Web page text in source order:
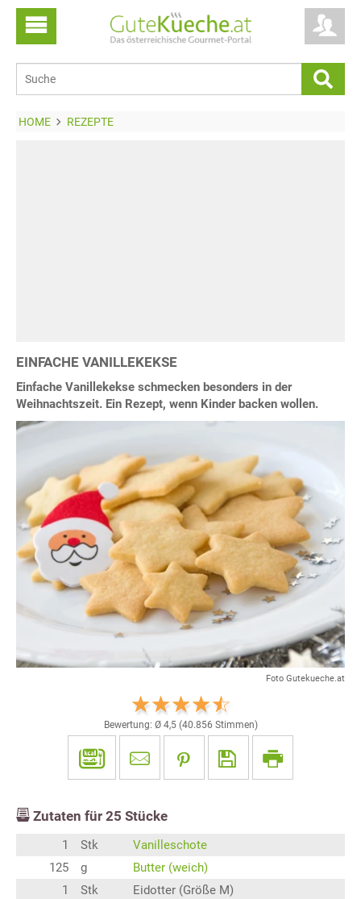
HOME REZEPTE
EINFACHE VANILLEKEKSE
Einfache Vanillekekse schmecken besonders in der
Weihnachtszeit. Ein Rezept, wenn Kinder backen wollen.
Foto Gutekueche.at
Bewertung: Ø 4,5(40.856 Stimmen)
Zutaten für 25 Stücke
1 Stk
Vanilleschote
125
g
Butter (weich)
1
Stk
Eidotter (Größe M)